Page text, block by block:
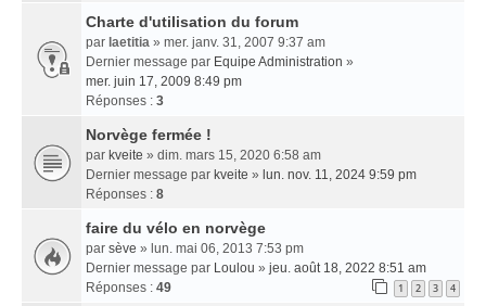
Charte d'utilisation du forum
par laetitia » mer. janv. 31, 2007 9:37 am
Dernier message par Equipe Administration »
mer. juin 17, 2009 8:49 pm
Réponses : 3
Norvège fermée !
par kveite » dim. mars 15, 2020 6:58 am
Dernier message par kveite » lun. nov. 11, 2024 9:59 pm
Réponses : 8
faire du vélo en norvège
par sève » lun. mai 06, 2013 7:53 pm
Dernier message par Loulou » jeu. août 18, 2022 8:51 am
Réponses : 49 1 2 3 4